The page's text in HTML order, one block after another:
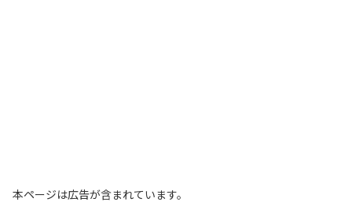
本ページは広告が含まれています。